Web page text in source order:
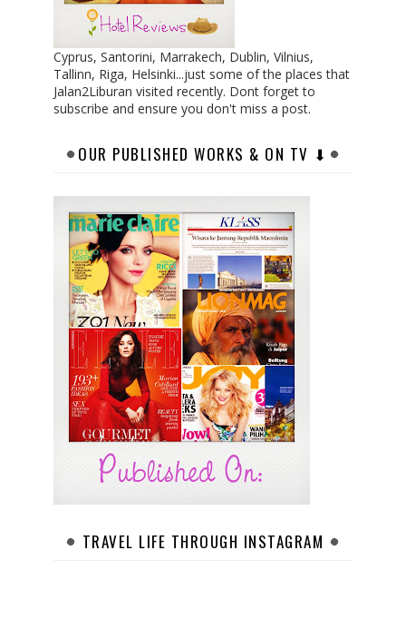
Cyprus, Santorini, Marrakech, Dublin, Vilnius,
Tallinn, Riga, Helsinki...just some of the places that
Jalan2Liburan visited recently. Dont forget to
subscribe and ensure you don't miss a post.
OUR PUBLISHED WORKS & ON TV ⬇︎
TRAVEL LIFE THROUGH INSTAGRAM